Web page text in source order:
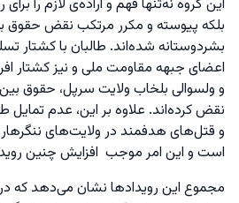
این گروه نه‌تنها فهم و اراده‌ی لازم را
بلکه پیوسته و مکرر مرتکب نقض حقوق
بشردوستانه شده‌اند. طالبان با کشتار
اعضای جبهه مقاومت ملی و نیز کشتار
و ولسوالی بلخاب ولایت سرپل، حقوق
نقض کرده‌اند. علاوه بر این، عدم تمایل
و قتل‌های هدفمند در ولایت‌های
است و این امر موجب افزایش چنین
مجموع این رویدادها نشان می‌دهد که